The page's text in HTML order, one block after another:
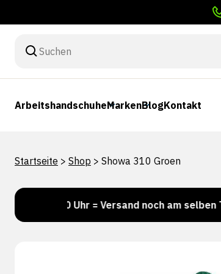
ArbeitshandschuheMarkenBlogKontakt
Startseite > Shop > Showa 310 Groen
Uhr = Versand noch am selben Tag